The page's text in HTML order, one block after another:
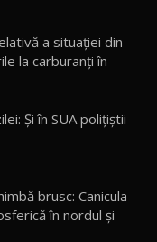
AutoBlog.MD
a situației din
la carburanți în
Și în SUA polițiștii
brusc: Canicula
în nordul și